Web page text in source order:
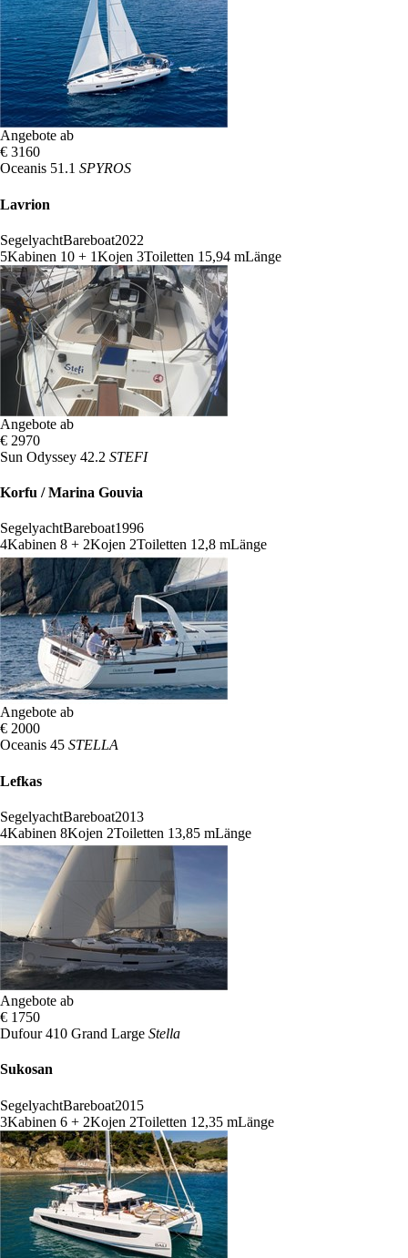
Angebote ab
€ 3160
Oceanis 51.1 SPYROS
Lavrion
SegelyachtBareboat2022
5Kabinen 10 + 1Kojen 3Toiletten 15,94 mLänge
Angebote ab
€ 2970
Sun Odyssey 42.2 STEFI
Korfu / Marina Gouvia
SegelyachtBareboat1996
4Kabinen 8 + 2Kojen 2Toiletten 12,8 mLänge
Angebote ab
€ 2000
Oceanis 45 STELLA
Lefkas
SegelyachtBareboat2013
4Kabinen 8Kojen 2Toiletten 13,85 mLänge
Angebote ab
€ 1750
Dufour 410 Grand Large Stella
Sukosan
SegelyachtBareboat2015
3Kabinen 6 + 2Kojen 2Toiletten 12,35 mLänge